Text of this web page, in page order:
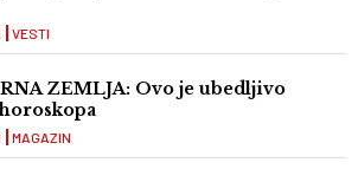
VESTI
ZEMLJA: Ovo je ubedljivo
MAGAZIN